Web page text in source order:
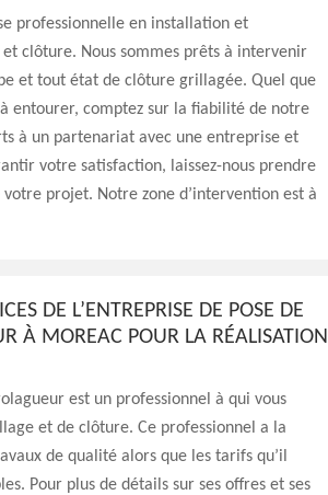
professionnelle en installation et
clôture. Nous sommes prêts à intervenir
et tout état de clôture grillagée. Quel que
entourer, comptez sur la fiabilité de notre
à un partenariat avec une entreprise et
votre satisfaction, laissez-nous prendre
projet. Notre zone d’intervention est à
DE L’ENTREPRISE DE POSE DE
À MOREAC POUR LA RÉALISATION
est un professionnel à qui vous
et de clôture. Ce professionnel a la
de qualité alors que les tarifs qu’il
Pour plus de détails sur ses offres et ses